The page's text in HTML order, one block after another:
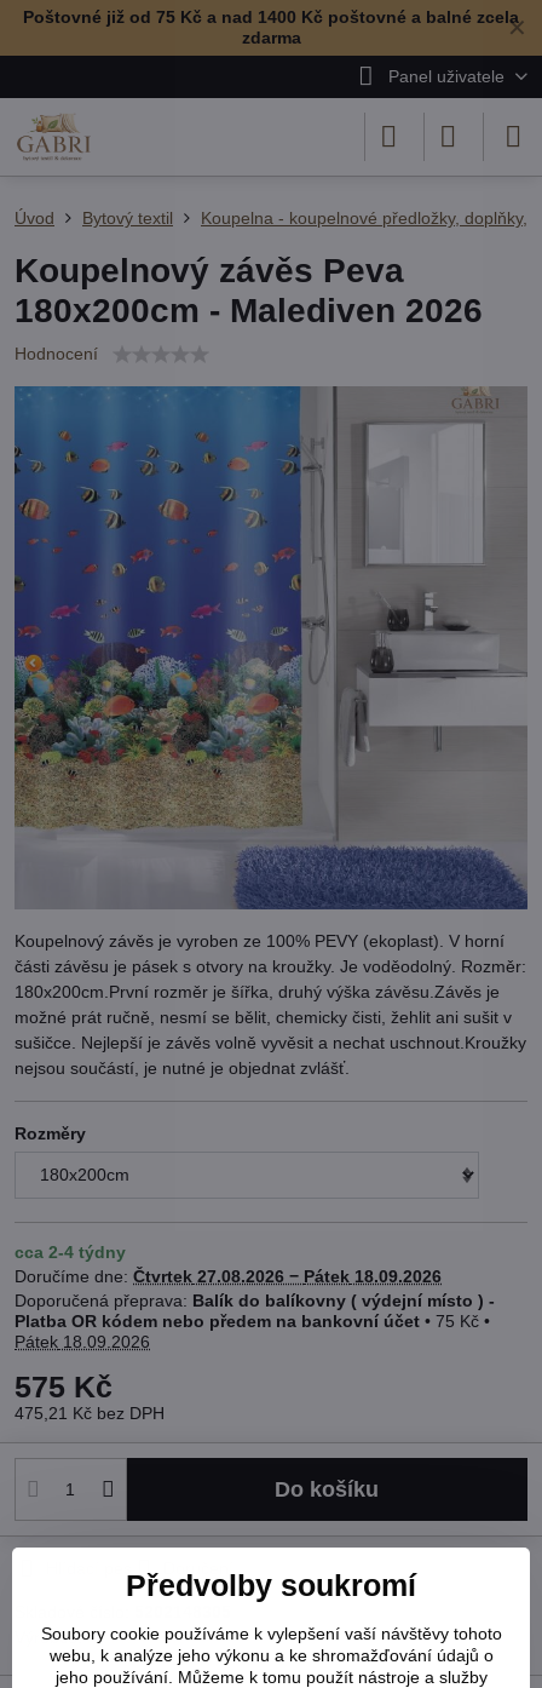
✕
Poštovné již od 75 Kč a nad 1400 Kč poštovné a balné zcela
zdarma
Panel uživatele
Úvod Bytový textil Koupelna - koupelnové předložky, doplňky,
Koupelnový závěs Peva
180x200cm - Malediven 2026
Hodnocení
Koupelnový závěs je vyroben ze 100% PEVY (ekoplast). V horní
části závěsu je pásek s otvory na kroužky. Je voděodolný. Rozměr:
180x200cm.První rozměr je šířka, druhý výška závěsu.Závěs je
možné prát ručně, nesmí se bělit, chemicky čisti, žehlit ani sušit v
sušičce. Nejlepší je závěs volně vyvěsit a nechat uschnout.Kroužky
nejsou součástí, je nutné je objednat zvlášť.
Rozměry
cca 2-4 týdny
Doručíme dne: Čtvrtek 27.08.2026 − Pátek 18.09.2026
Balík do balíkovny ( výdejní místo ) -
Platba OR kódem nebo předem na bankovní účet • 75 Kč •
Pátek 18.09.2026
575 Kč
475,21 Kč bez DPH
Do košíku
Výrobce:Kleine Wolke
Předvolby soukromí
Soubory cookie používáme k vylepšení vaší návštěvy tohoto
webu, k analýze jeho výkonu a ke shromažďování údajů o
jeho používání. Můžeme k tomu použít nástroje a služby